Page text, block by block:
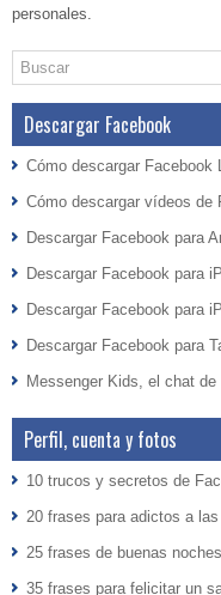
personales.
Descargar Facebook
Cómo descargar Facebook
Cómo descargar vídeos de
Descargar Facebook para
Descargar Facebook para
Descargar Facebook para
Descargar Facebook para
Messenger Kids, el chat
Perfil, cuenta y fotos
10 trucos y secretos de
20 frases para adictos a
25 frases de buenas
35 frases para felicitar un